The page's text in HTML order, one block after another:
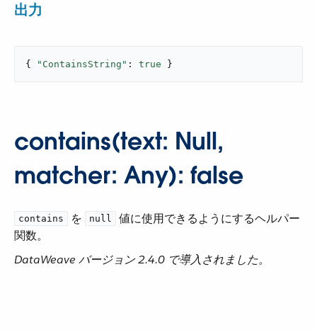
出力
{ "ContainsString" : true }
contains(text: Null,
matcher: Any): false
contains ​ を ​ null
​ 値に使用できるようにするヘルパー
関数。
DataWeave バージョン 2.4.0 で導入されました。